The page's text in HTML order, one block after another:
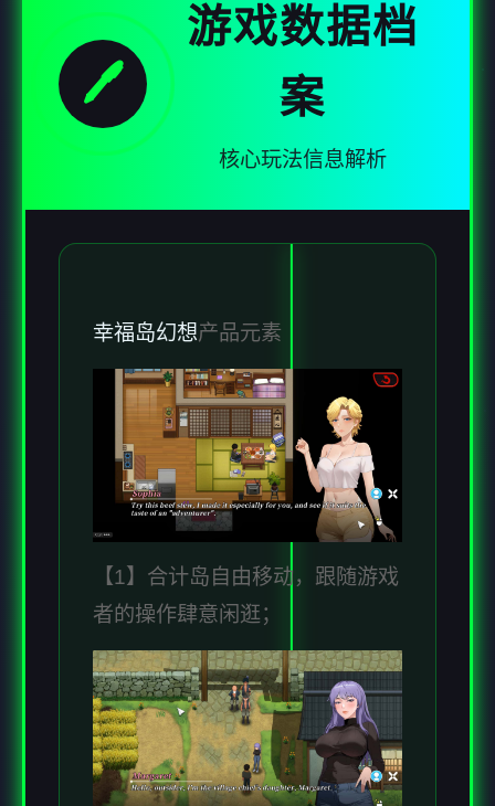
🖊️
游戏数据档
案
核心玩法信息解析
幸福岛幻想产品元素
【1】合计岛自由移动，跟随游戏
者的操作肆意闲逛；